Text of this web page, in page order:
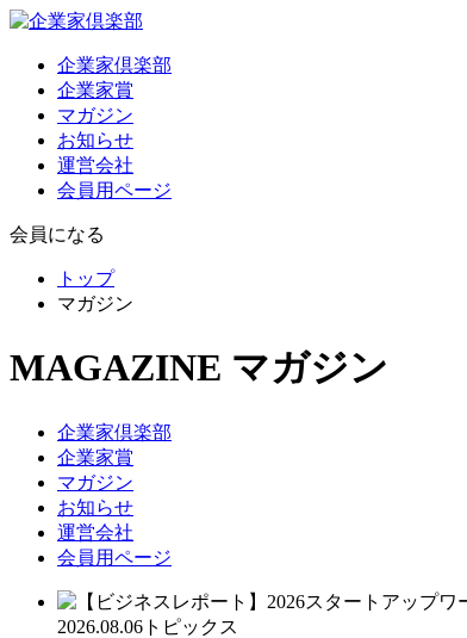
企業家倶楽部
企業家賞
マガジン
お知らせ
運営会社
会員用ページ
会員になる
トップ
マガジン
MAGAZINE マガジン
企業家倶楽部
企業家賞
マガジン
お知らせ
運営会社
会員用ページ
2026.08.06 トピックス